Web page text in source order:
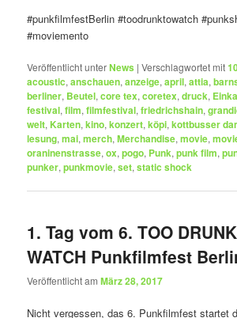
#punkfilmfestBerlin #toodrunktowatch
#moviemento
Veröffentlicht unterNews |Verschlagwortet mit
acoustic,anschauen,anzeige,april,attia,
berliner, Beutel,core tex,coretex,druck,
festival,film,filmfestival,friedrichshain,
welt, Karten,kino,konzert,köpi,kottbusser
lesung,mai,merch,Merchandise,movie,
oraninenstrasse,ox,pogo, Punk,punk film,
punker,punkmovie,set,static shock
1. Tag vom 6. TOO
WATCH Punkfilmfest
Veröffentlicht amMärz 28, 2017
Nicht vergessen, das 6. Punkfilmfest startet